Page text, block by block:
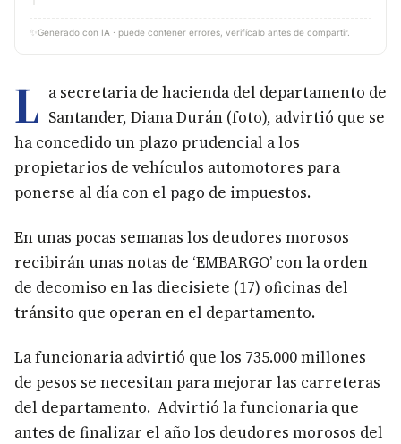
✨ Generado con IA · puede contener errores, verifícalo antes de compartir.
L a secretaria de hacienda del departamento de
Santander, Diana Durán (foto), advirtió que se
ha concedido un plazo prudencial a los
propietarios de vehículos automotores para
ponerse al día con el pago de impuestos.
En unas pocas semanas los deudores morosos
recibirán unas notas de ‘EMBARGO’ con la orden
de decomiso en las diecisiete (17) oficinas del
tránsito que operan en el departamento.
La funcionaria advirtió que los 735.000 millones
de pesos se necesitan para mejorar las carreteras
del departamento. Advirtió la funcionaria que
antes de finalizar el año los deudores morosos del